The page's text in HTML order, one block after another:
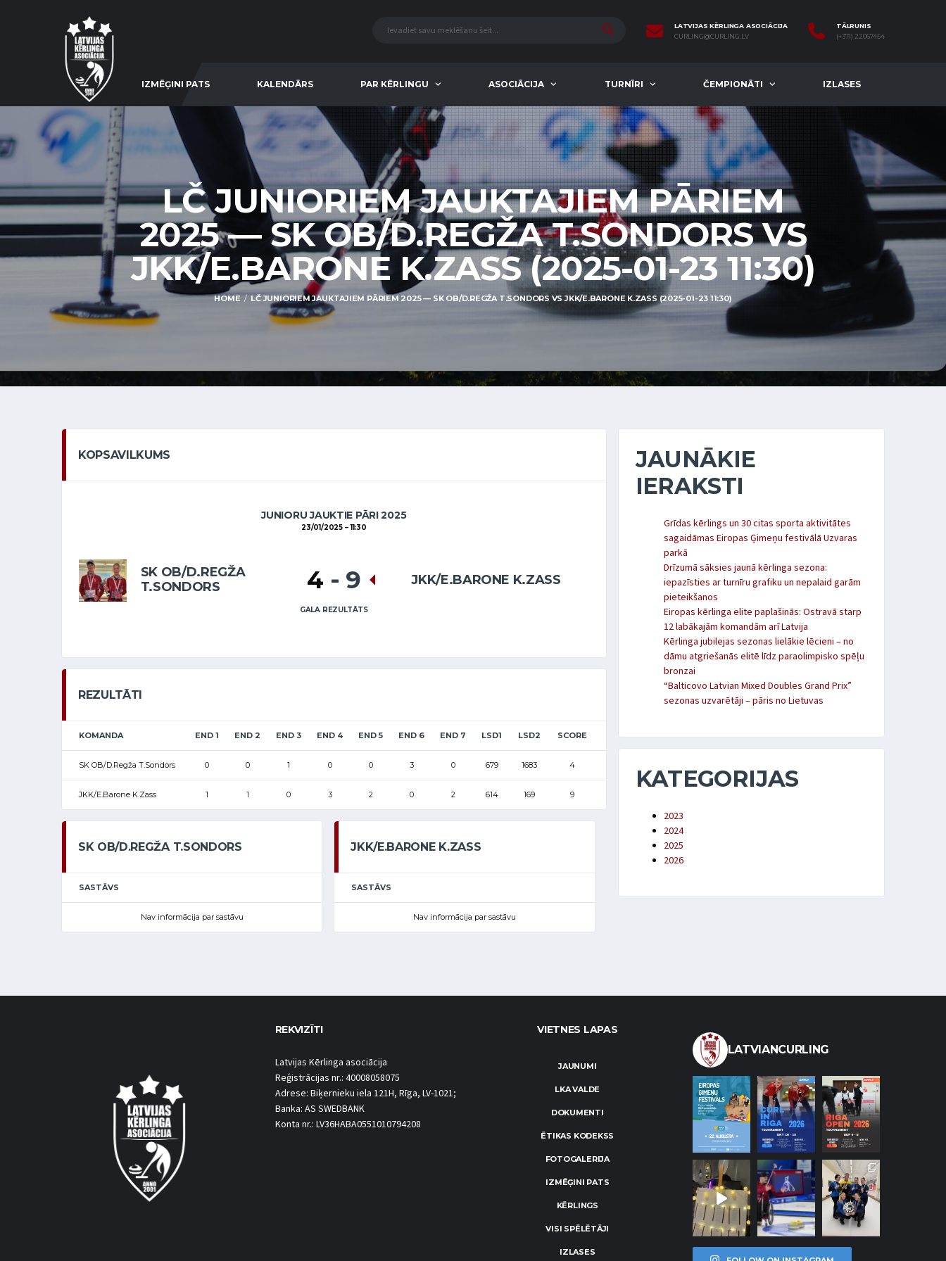
LATVIJAS KĒRLINGA ASOCIĀCIJA
CURLING@CURLING.LV
TĀLRUNIS
(+371) 22067454
IZMĒĢINI PATS KALENDĀRS PAR KĒRLINGU ASOCIĀCIJA TURNĪRI ČEMPIONĀTI IZLASES
LČ JUNIORIEM JAUKTAJIEM PĀRIEM
2025 — SK OB/D.REGŽA T.SONDORS VS
JKK/E.BARONE K.ZASS (2025-01-23 11:30)
HOME LČ JUNIORIEM JAUKTAJIEM PĀRIEM 2025 — SK OB/D.REGŽA T.SONDORS VS JKK/E.BARONE K.ZASS (2025-01-23 11:30)
KOPSAVILKUMS
JUNIORU JAUKTIE PĀRI 2025
23/01/2025 11:30
SK OB/D.REGŽA
T.SONDORS
JKK/E.BARONE K.ZASS
4 - 9
GALA REZULTĀTS
REZULTĀTI
KOMANDA END 1 END 2 END 3 END 4 END 5 END 6 END 7 LSD1 LSD2 SCORE
SK OB/D.Regža T.Sondors 0 0 1 0 0 3 0 679 1683 4
JKK/E.Barone K.Zass 1 1 0 3 2 0 2 614 169 9
SK OB/D.REGŽA T.SONDORS
SASTĀVS
Nav informācija par sastāvu
JKK/E.BARONE K.ZASS
SASTĀVS
Nav informācija par sastāvu
JAUNĀKIE
IERAKSTI
Grīdas kērlings un 30 citas sporta aktivitātes
sagaidāmas Eiropas Ģimeņu festivālā Uzvaras
parkā
Drīzumā sāksies jaunā kērlinga sezona:
iepazīsties ar turnīru grafiku un nepalaid garām
pieteikšanos
Eiropas kērlinga elite paplašinās: Ostravā starp
12 labākajām komandām arī Latvija
Kērlinga jubilejas sezonas lielākie lēcieni – no
dāmu atgriešanās elitē līdz paraolimpisko spēļu
bronzai
“Balticovo Latvian Mixed Doubles Grand Prix”
sezonas uzvarētāji – pāris no Lietuvas
KATEGORIJAS
2023
2024
2025
2026
REKVIZĪTI
Latvijas Kērlinga asociācija
Reģistrācijas nr.: 40008058075
Adrese: Biķernieku iela 121H, Rīga, LV-1021;
Banka: AS SWEDBANK
Konta nr.: LV36HABA0551010794208
VIETNES LAPAS
JAUNUMI
LKA VALDE
DOKUMENTI
ĒTIKAS KODEKSS
FOTOGALERIJA
IZMĒĢINI PATS
KĒRLINGS
VISI SPĒLĒTĀJI
IZLASES
LATVIANCURLING